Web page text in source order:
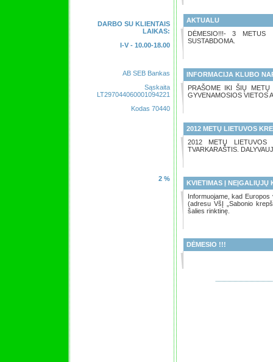
DARBO SU KLIENTAIS
LAIKAS:
I-V - 10.00-18.00
AB SEB Bankas
Sąskaita
LT297044060001094221
Kodas 70440
2 %
AKTUALU
DĖMESIO!!!- 3 METUS
SUSTABDOMA.
INFORMACIJA KLUBO
PRAŠOME IKI ŠIŲ
GYVENAMOSIOS VIETOS
2012 METŲ LIETUVOS
2012 METŲ LIETUVOS
TVARKARAŠTIS.
KVIETIMAS Į NEĮGALIŲJŲ
Informuojame, kad
(adresu VšĮ „Sabonio
šalies rinktinę.
DĖMESIO !!!